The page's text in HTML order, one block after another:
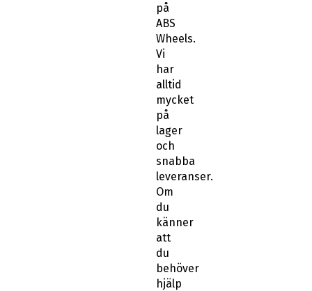
på
ABS
Wheels.
Vi
har
alltid
mycket
på
lager
och
snabba
leveranser.
Om
du
känner
att
du
behöver
hjälp